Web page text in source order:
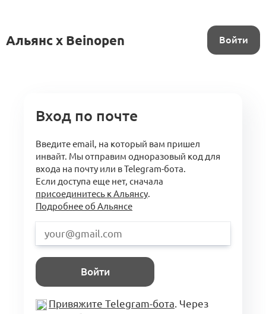
Альянс x Beinopen Войти
Вход по почте
Введите email, на который вам пришел
инвайт. Мы отправим одноразовый код для
входа на почту или в Telegram-бота.
Если доступа еще нет, сначала
присоединитесь к Альянсу.
Подробнее об Альянсе
Войти
Привяжите Telegram-бота. Через